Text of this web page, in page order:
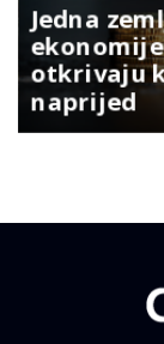
Jedna
otkrivaju
naprijed